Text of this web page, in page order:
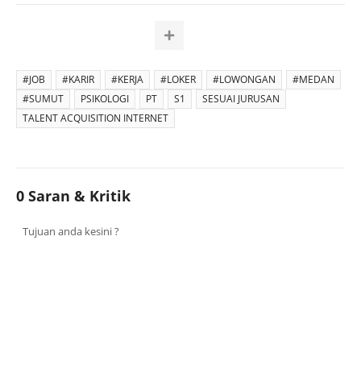
#JOB #KARIR #KERJA #LOKER #LOWONGAN
#MEDAN
#SUMUT
PSIKOLOGI PT S1
SESUAI JURUSAN
TALENT ACQUISITION INTERNET
0 Saran & Kritik
Tujuan anda kesini ?